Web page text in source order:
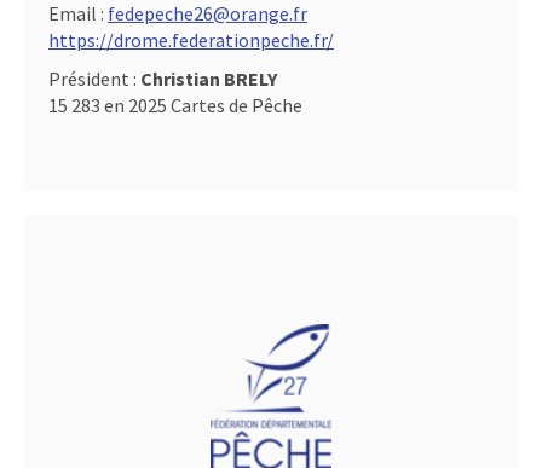
Email : fedepeche26@orange.fr
https://drome.federationpeche.fr/
Président : Christian BRELY
15 283 en 2025 Cartes de Pêche